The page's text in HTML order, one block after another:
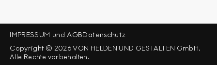
IMPRESSUM und AGBDatenschutz
Copyright © 2026 VON HELDEN UND GESTALTEN GmbH.
Alle Rechte vorbehalten.